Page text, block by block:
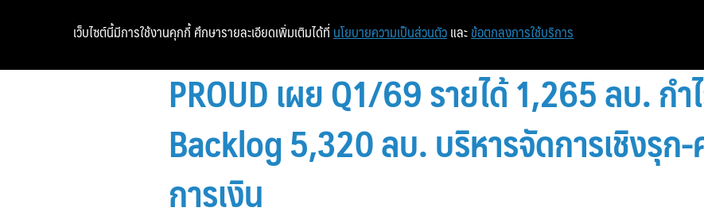
หน้าแรก ท่องเที่ยว
PROUD เผย Q1/69 รายได้ 1,265 ลบ. ก
Backlog 5,320 ลบ. บริหารจัดการเชิงรุก
การเงิน
เว็บไซต์นี้มีการใช้งานคุกกี้ ศึกษารายละเอียดเพิ่มเติมได้ที่ นโยบายความเป็นส่วนตัว และ ข้อตกลงการใช้บริการ